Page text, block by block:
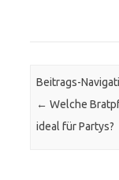
Beitrags-
← Welche
ideal für Partys?